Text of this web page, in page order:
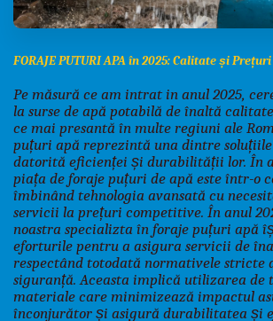
FORAJE PUTURI APA în 2025: Calitate și
Pe măsură ce am intrat in anul 2025,
la surse de apă potabilă de înaltă
ce mai presantă în multe regiuni ale
puțuri apă reprezintă una dintre
datorită eficienței și durabilității lor. În
piața de foraje puțuri de apă este într-o
îmbinând tehnologia avansată cu
servicii la prețuri competitive. În anul
noastra specializta în foraje puțuri apă
eforturile pentru a asigura servicii de
respectând totodată normativele stricte
siguranță. Aceasta implică utilizarea de
materiale care minimizează impactul
înconjurător și asigură durabilitatea și